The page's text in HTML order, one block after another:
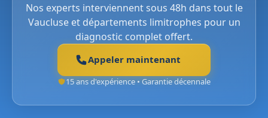
Nos experts interviennent sous 48h dans tout le
Vaucluse et départements limitrophes pour un
diagnostic complet offert.
Appeler maintenant
15 ans d'expérience • Garantie décennale